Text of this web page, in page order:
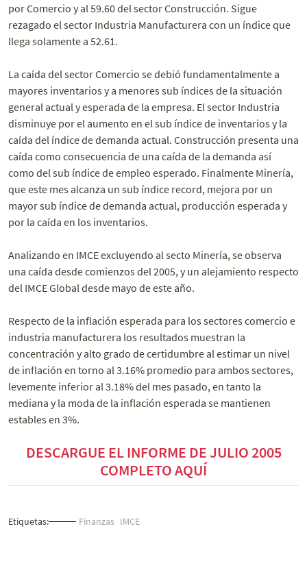
por Comercio y al 59.60 del sector Construcción. Sigue
rezagado el sector Industria Manufacturera con un índice que
llega solamente a 52.61.
La caída del sector Comercio se debió fundamentalmente a
mayores inventarios y a menores sub índices de la situación
general actual y esperada de la empresa. El sector Industria
disminuye por el aumento en el sub índice de inventarios y la
caída del índice de demanda actual. Construcción presenta una
caída como consecuencia de una caída de la demanda así
como del sub índice de empleo esperado. Finalmente Minería,
que este mes alcanza un sub índice record, mejora por un
mayor sub índice de demanda actual, producción esperada y
por la caída en los inventarios.
Analizando en IMCE excluyendo al secto Minería, se observa
una caída desde comienzos del 2005, y un alejamiento respecto
del IMCE Global desde mayo de este año.
Respecto de la inflación esperada para los sectores comercio e
industria manufacturera los resultados muestran la
concentración y alto grado de certidumbre al estimar un nivel
de inflación en torno al 3.16% promedio para ambos sectores,
levemente inferior al 3.18% del mes pasado, en tanto la
mediana y la moda de la inflación esperada se mantienen
estables en 3%.
DESCARGUE EL INFORME DE JULIO 2005
COMPLETO AQUÍ
Etiquetas: Finanzas IMCE